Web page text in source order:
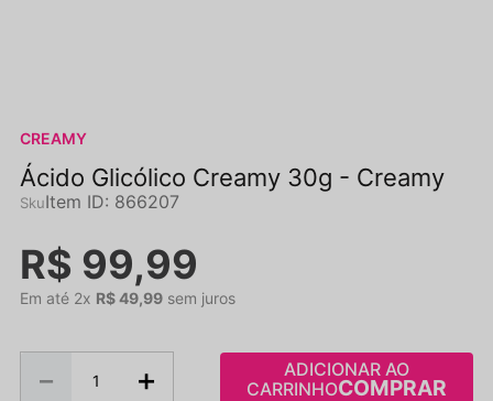
CREAMY
Ácido Glicólico Creamy 30g - Creamy
Item ID: 866207
R$ 99,99
Em até 2x R$49,99 sem juros
＋
－
ADICIONAR AO
CARRINHO